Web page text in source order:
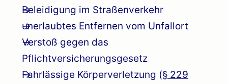
Beleidigung im Straßenverkehr
unerlaubtes Entfernen vom Unfallort
Verstoß gegen das
Pflichtversicherungsgesetz
Fahrlässige Körperverletzung (§ 229